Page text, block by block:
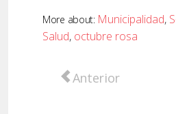
More about: Municipalidad,
Salud, octubre rosa
Artículo anterior:
Anterior